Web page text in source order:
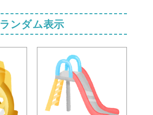
ランダム表示